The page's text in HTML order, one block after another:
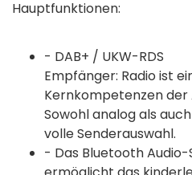
Hauptfunktionen:
- DAB+ / UKW-RDS
Empfänger: Radio ist
Kernkompetenzen
Sowohl analog als
volle Senderauswahl.
- Das Bluetooth